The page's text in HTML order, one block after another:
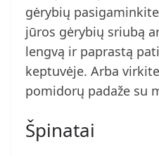
gėrybių
jūros gėrybių sriubą
lengvą ir paprastą
keptuvėje. Arba
pomidorų padaže su
Špinatai